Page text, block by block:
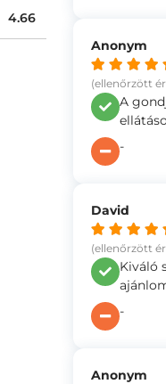
4.66
Anonym
(ellenőrzött
A
-
David
(ellenőrzött
Kiváló
-
Anonym